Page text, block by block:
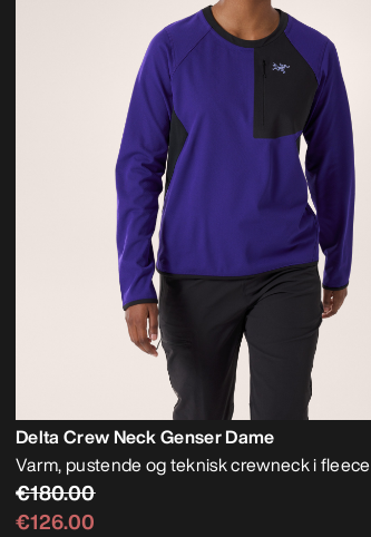
Delta Crew Neck Genser Dame
Varm, pustende og teknisk crewneck i fleece
€180.00
€126.00